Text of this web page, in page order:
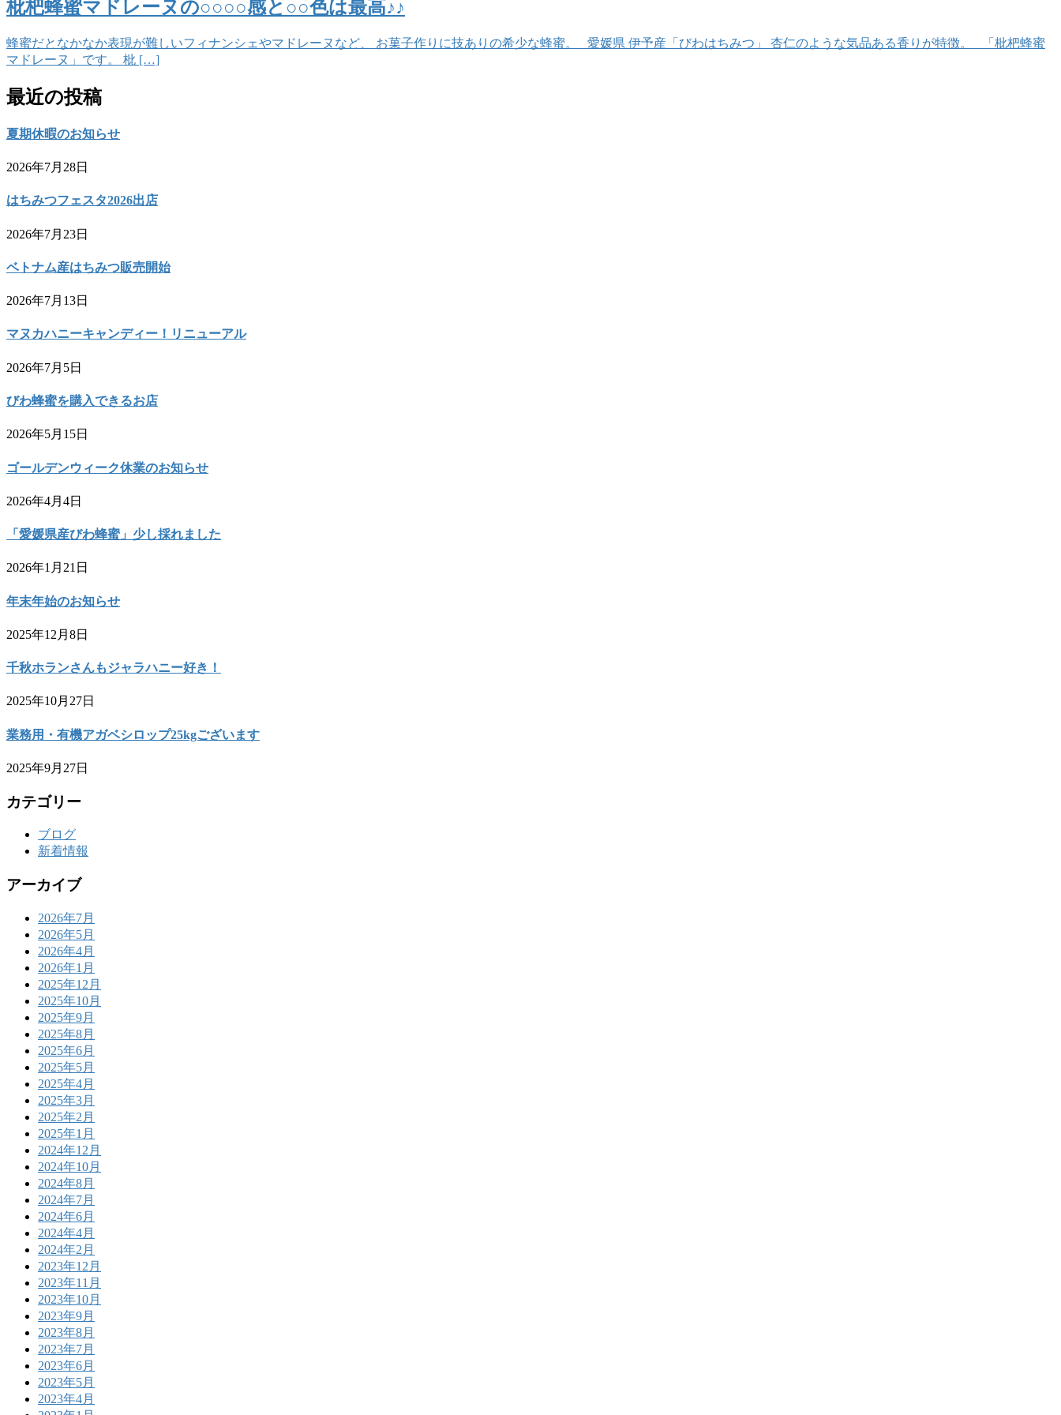
枇杷蜂蜜マドレーヌの○○○○感と○○色は最高♪♪
蜂蜜だとなかなか表現が難しいフィナンシェやマドレーヌなど、 お菓子作りに技ありの希少な蜂蜜。 愛媛県 伊予産「びわはちみつ」 杏仁のような気品ある香りが特徴。 「枇杷蜂蜜
マドレーヌ」です。 枇 […]
最近の投稿
夏期休暇のお知らせ
2026年7月28日
はちみつフェスタ2026出店
2026年7月23日
ベトナム産はちみつ販売開始
2026年7月13日
マヌカハニーキャンディー！リニューアル
2026年7月5日
びわ蜂蜜を購入できるお店
2026年5月15日
ゴールデンウィーク休業のお知らせ
2026年4月4日
「愛媛県産びわ蜂蜜」少し採れました
2026年1月21日
年末年始のお知らせ
2025年12月8日
千秋ホランさんもジャラハニー好き！
2025年10月27日
業務用・有機アガベシロップ25kgございます
2025年9月27日
カテゴリー
ブログ
新着情報
アーカイブ
2026年7月
2026年5月
2026年4月
2026年1月
2025年12月
2025年10月
2025年9月
2025年8月
2025年6月
2025年5月
2025年4月
2025年3月
2025年2月
2025年1月
2024年12月
2024年10月
2024年8月
2024年7月
2024年6月
2024年4月
2024年2月
2023年12月
2023年11月
2023年10月
2023年9月
2023年8月
2023年7月
2023年6月
2023年5月
2023年4月